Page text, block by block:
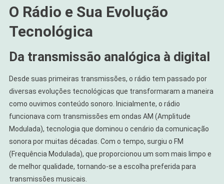
O Rádio e Sua Evolução
Tecnológica
Da transmissão analógica à digital
Desde suas primeiras transmissões, o rádio tem passado por
diversas evoluções tecnológicas que transformaram a maneira
como ouvimos conteúdo sonoro. Inicialmente, o rádio
funcionava com transmissões em ondas AM (Amplitude
Modulada), tecnologia que dominou o cenário da comunicação
sonora por muitas décadas. Com o tempo, surgiu o FM
(Frequência Modulada), que proporcionou um som mais limpo e
de melhor qualidade, tornando-se a escolha preferida para
transmissões musicais.